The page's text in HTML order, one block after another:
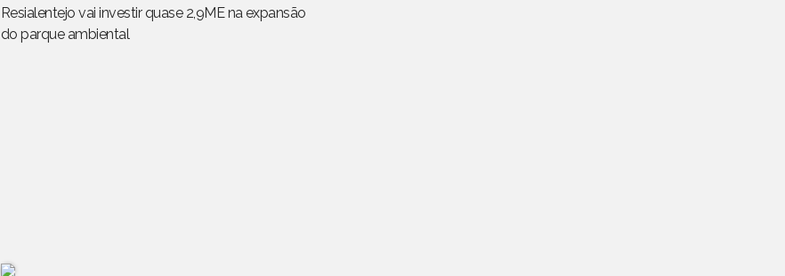
Resialentejo vai investir quase 2,9ME na expansão
do parque ambiental